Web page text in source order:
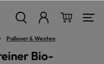
Pullover & Westen
Bio-